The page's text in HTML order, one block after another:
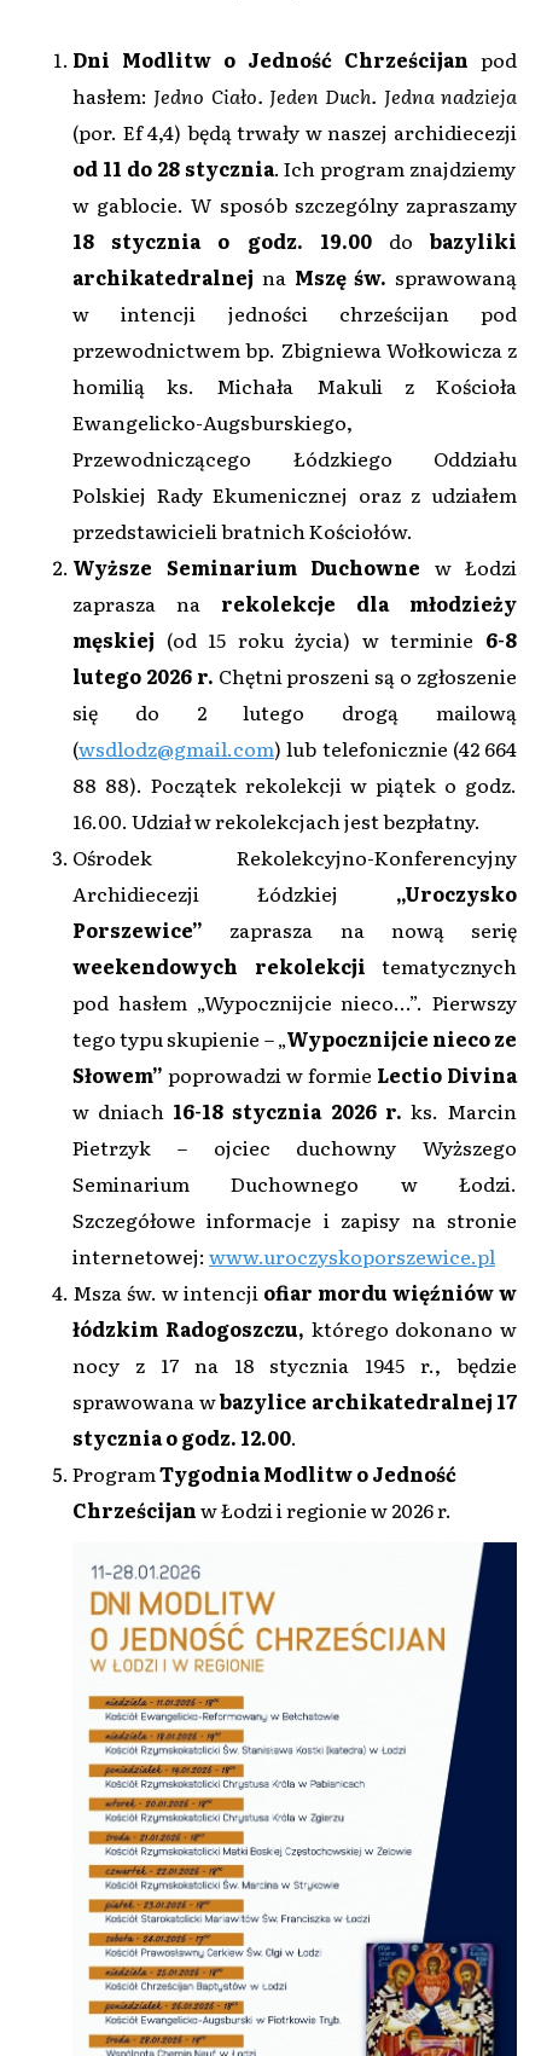
Dni Modlitw o Jedność Chrześcijan pod
hasłem: Jedno Ciało. Jeden Duch. Jedna nadzieja
(por. Ef 4,4) będą trwały w naszej archidiecezji
od 11 do 28 stycznia. Ich program znajdziemy
w gablocie. W sposób szczególny zapraszamy
18 stycznia
o godz. 19.00 dobazyliki
archikatedralnej na Mszę św. sprawowaną
w intencji jedności chrześcijan pod
przewodnictwem bp. Zbigniewa Wołkowicza z
homilią ks. Michała Makuli z Kościoła
Ewangelicko-Augsburskiego,
Przewodniczącego Łódzkiego Oddziału
Polskiej Rady Ekumenicznej oraz z udziałem
przedstawicieli bratnich Kościołów.
Wyższe Seminarium Duchowne w Łodzi
zaprasza na rekolekcje dla młodzieży
męskiej (od 15 roku życia) w terminie 6-8
lutego 2026 r. Chętni proszeni są o zgłoszenie
się do 2 lutego drogą mailową
(wsdlodz@gmail.com) lub telefonicznie (42 664
88 88). Początek rekolekcji w piątek o godz.
16.00. Udział w rekolekcjach jest bezpłatny.
Ośrodek Rekolekcyjno-Konferencyjny
Archidiecezji Łódzkiej „Uroczysko
Porszewice” zaprasza na nową serię
weekendowych rekolekcji tematycznych
pod hasłem „Wypocznijcie nieco...”. Pierwszy
tego typu skupienie – „Wypocznijcie nieco ze
Słowem” poprowadzi w formie Lectio Divina
w dniach 16-18 stycznia 2026 r. ks. Marcin
Pietrzyk – ojciec duchowny Wyższego
Seminarium Duchownego w Łodzi.
Szczegółowe informacje i zapisy na stronie
internetowej: www.uroczyskoporszewice.pl
Msza św. w intencji ofiar mordu więźniów w
łódzkim Radogoszczu, którego dokonano w
nocy z 17 na 18 stycznia 1945 r., będzie
sprawowana wbazylice archikatedralnej 17
stycznia o godz. 12.00.
ProgramTygodnia Modlitw o Jedność
Chrześcijanw Łodzi i regionie w 2026 r.